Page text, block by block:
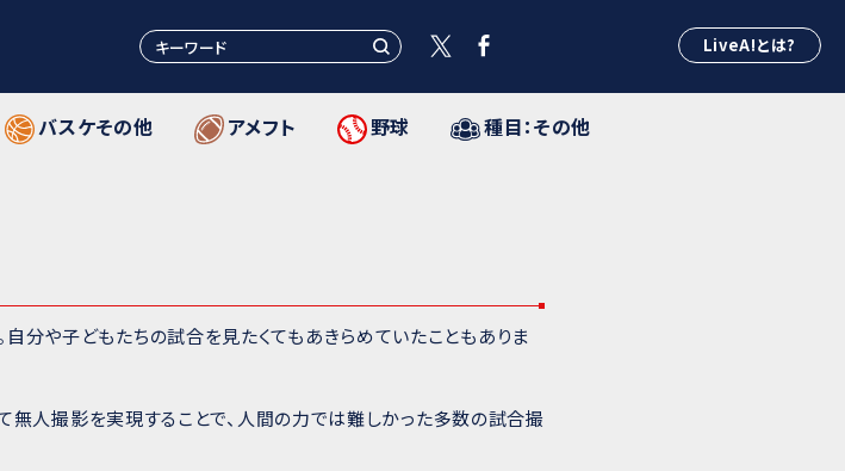
LiveA!とは?
バスケその他 アメフト 野球 種目：その他
分や子どもたちの試合を見たくてもあきらめていたこともありま
人撮影を実現することで、人間の力では難しかった多数の試合撮